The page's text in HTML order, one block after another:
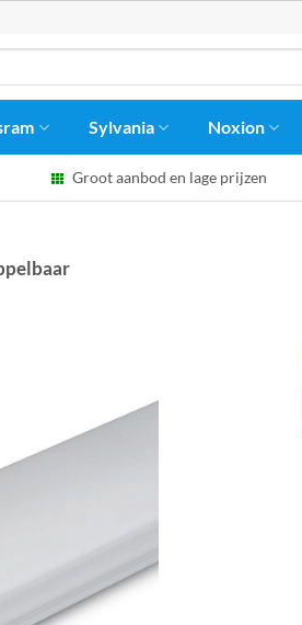
Sylvania Noxion
Groot aanbod en lage prijzen